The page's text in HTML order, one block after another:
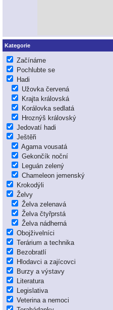
Kategorie
Začínáme
Pochlubte se
Hadi
Užovka červená
Krajta královská
Korálovka sedlatá
Hroznýš královský
Jedovatí hadi
Ještěři
Agama vousatá
Gekončík noční
Leguán zelený
Chameleon jemenský
Krokodýli
Želvy
Želva zelenavá
Želva čtyřprstá
Želva nádherná
Obojživelníci
Terárium a technika
Bezobratlí
Hlodavci a zajícovci
Burzy a výstavy
Literatura
Legislativa
Veterina a nemoci